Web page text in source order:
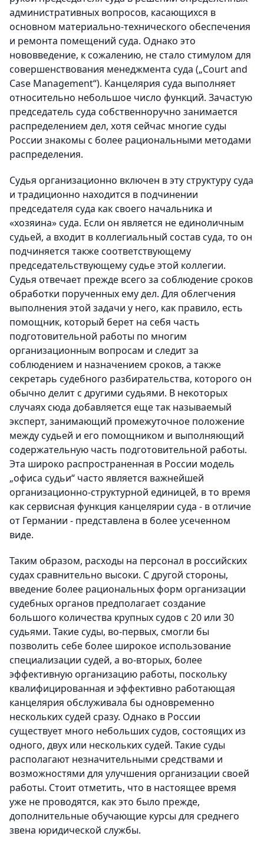
административных вопросов, касающихся в
основном материально-технического обеспечения
и ремонта помещений суда. Однако это
нововведение, к сожалению, не стало стимулом для
совершенствования менеджмента суда („Court and
Case Management“). Канцелярия суда выполняет
относительно небольшое число функций. Зачастую
председатель суда собственноручно занимается
распределением дел, хотя сейчас многие суды
России знакомы с более рациональными методами
распределения.
Судья организационно включен в эту структуру суда
и традиционно находится в подчинении
председателя суда как своего начальника и
«хозяина» суда. Если он является не единоличным
судьей, а входит в коллегиальный состав суда, то он
подчиняется также соответствующему
председательствующему судье этой коллегии.
Судья отвечает прежде всего за соблюдение сроков
обработки порученных ему дел. Для облегчения
выполнения этой задачи у него, как правило, есть
помощник, который берет на себя часть
подготовительной работы по многим
организационным вопросам и следит за
соблюдением и назначением сроков, а также
секретарь судебного разбирательства, которого он
обычно делит с другими судьями. В некоторых
случаях сюда добавляется еще так называемый
эксперт, занимающий промежуточное положение
между судьей и его помощником и выполняющий
содержательную часть подготовительной работы.
Эта широко распространенная в России модель
„офиса судьи“ часто является важнейшей
организационно-структурной единицей, в то время
как сервисная функция канцелярии суда - в отличие
от Германии - представлена в более усеченном
виде.
Таким образом, расходы на персонал в российских
судах сравнительно высоки. С другой стороны,
введение более рациональных форм организации
судебных органов предполагает создание
большого количества крупных судов с 20 или 30
судьями. Такие суды, во-первых, смогли бы
позволить себе более широкое использование
специализации судей, а во-вторых, более
эффективную организацию работы, поскольку
квалифицированная и эффективно работающая
канцелярия обслуживала бы одновременно
нескольких судей сразу. Однако в России
существует много небольших судов, состоящих из
одного, двух или нескольких судей. Такие суды
располагают незначительными средствами и
возможностями для улучшения организации своей
работы. Стоит отметить, что в настоящее время
уже не проводятся, как это было прежде,
дополнительные обучающие курсы для среднего
звена юридической службы.